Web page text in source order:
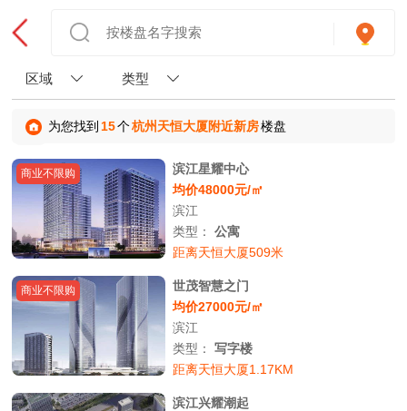
区域 类型
为您找到 15个杭州天恒大厦附近新房楼盘
商业不限购
滨江星耀中心
均价48000元/㎡
滨江
类型：公寓
距离天恒大厦509米
商业不限购
世茂智慧之门
均价27000元/㎡
滨江
类型：写字楼
距离天恒大厦1.17KM
滨江兴耀潮起